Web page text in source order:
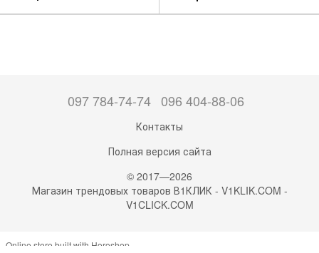
097 784-74-74 096 404-88-06
Контакты
Полная версия сайта
© 2017—2026
Магазин трендовых товаров В1КЛИК - V1KLIK.COM -
V1CLICK.COM
Online store built with Horoshop